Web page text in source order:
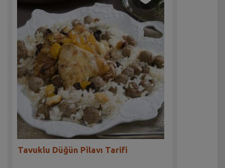
Tavuklu Düğün Pilavı Tarifi